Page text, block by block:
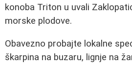
konoba Triton u uvali
morske plodove.
Obavezno probajte lokalne
škarpina na buzaru, lignje na